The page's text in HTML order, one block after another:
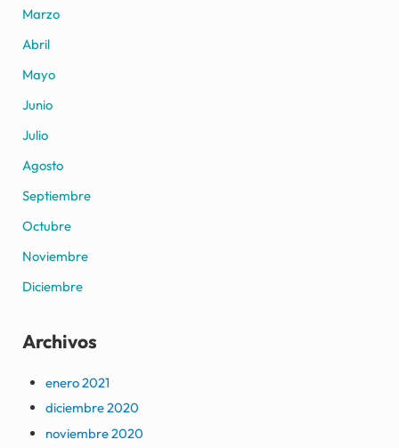
Marzo
Abril
Mayo
Junio
Julio
Agosto
Septiembre
Octubre
Noviembre
Diciembre
Archivos
enero 2021
diciembre 2020
noviembre 2020